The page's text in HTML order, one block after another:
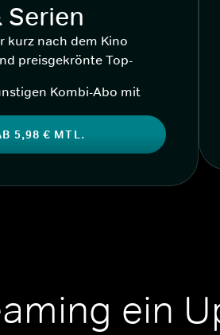
Serien
kurz nach dem Kino
preisgekrönte Top-
Kombi-Abo mit
5,98 € MTL.
ein